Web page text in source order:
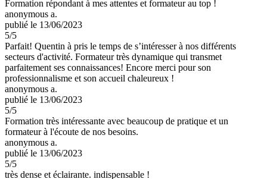
Formation répondant à mes attentes et formateur au top !
anonymous a.
publié le 13/06/2023
5/5
Parfait! Quentin à pris le temps de s’intéresser à nos différents
secteurs d'activité. Formateur très dynamique qui transmet
parfaitement ses connaissances! Encore merci pour son
professionnalisme et son accueil chaleureux !
anonymous a.
publié le 13/06/2023
5/5
Formation très intéressante avec beaucoup de pratique et un
formateur à l'écoute de nos besoins.
anonymous a.
publié le 13/06/2023
5/5
très dense et éclairante. indispensable !